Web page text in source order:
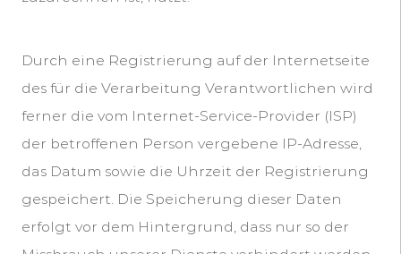
Durch eine Registrierung auf der Internetseite
des für die Verarbeitung Verantwortlichen wird
ferner die vom Internet-Service-Provider (ISP)
der betroffenen Person vergebene IP-Adresse,
das Datum sowie die Uhrzeit der Registrierung
gespeichert. Die Speicherung dieser Daten
erfolgt vor dem Hintergrund, dass nur so der